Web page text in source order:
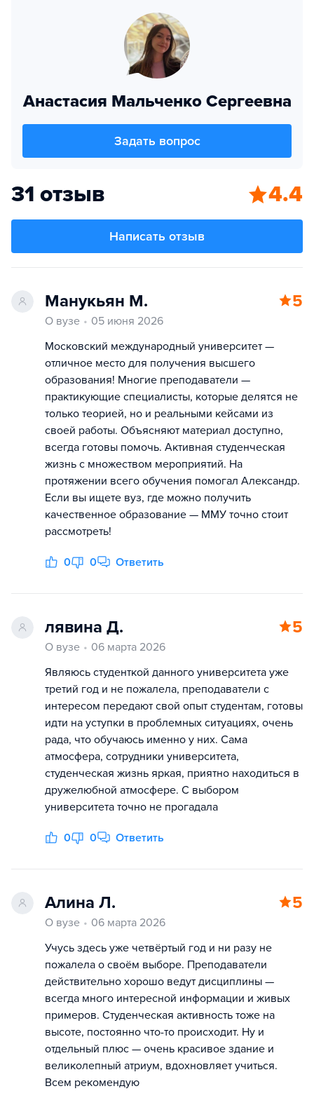
Анастасия Мальченко Сергеевна
Задать вопрос
31 отзыв 4.4
Написать отзыв
Манукьян М. 5
О вузе
05 июня 2026
Московский международный университет —
отличное место для получения высшего
образования! Многие преподаватели —
практикующие специалисты, которые делятся не
только теорией, но и реальными кейсами из
своей работы. Объясняют материал доступно,
всегда готовы помочь. Активная студенческая
жизнь с множеством мероприятий. На
протяжении всего обучения помогал Александр.
Если вы ищете вуз, где можно получить
качественное образование — ММУ точно стоит
рассмотреть!
0 0 Ответить
лявина Д. 5
О вузе
06 марта 2026
Являюсь студенткой данного университета уже
третий год и не пожалела, преподаватели с
интересом передают свой опыт студентам, готовы
идти на уступки в проблемных ситуациях, очень
рада, что обучаюсь именно у них. Сама
атмосфера, сотрудники университета,
студенческая жизнь яркая, приятно находиться в
дружелюбной атмосфере. С выбором
университета точно не прогадала
0 0 Ответить
Алина Л. 5
О вузе
06 марта 2026
Учусь здесь уже четвёртый год и ни разу не
пожалела о своём выборе. Преподаватели
действительно хорошо ведут дисциплины —
всегда много интересной информации и живых
примеров. Студенческая активность тоже на
высоте, постоянно что-то происходит. Ну и
отдельный плюс — очень красивое здание и
великолепный атриум, вдохновляет учиться.
Всем рекомендую